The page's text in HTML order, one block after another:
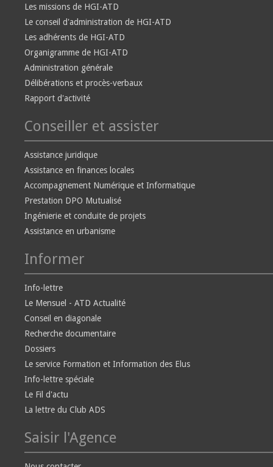
Les missions de HGI-ATD
Le conseil d'administration de HGI-ATD
Les adhérents de HGI-ATD
Organigramme de HGI-ATD
Administration générale
Délibérations et procès-verbaux
Rapport d'activité
Conseiller et assister
Assistance juridique
Assistance en finances locales
Accompagnement Numérique et Informatique
Prestation DPO Mutualisé
Ingénierie et conduite de projets
Assistance en urbanisme
Informer
Info-lettre
Le Mensuel - ATD Actualité
Conseil en diagonale
Recherche documentaire
Dossiers
Le service Formation et Information des Elus
Info-lettre spéciale
Le Fil d'actu
La lettre du Club ADS
Saisir l'Agence